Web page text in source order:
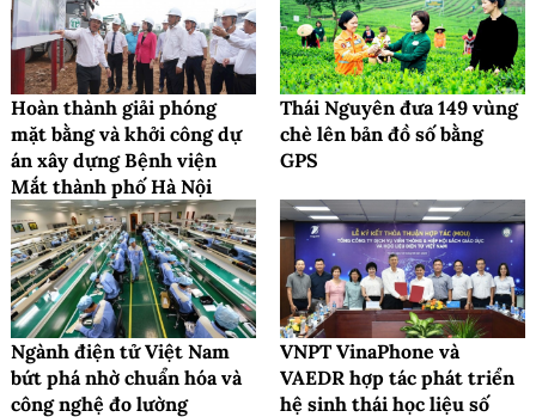
Hoàn thành giải phóng
mặt bằng và khởi công dự
án xây dựng Bệnh viện
Mắt thành phố Hà Nội
Thái Nguyên đưa 149 vùng
chè lên bản đồ số bằng
GPS
Ngành điện tử Việt Nam
bứt phá nhờ chuẩn hóa và
công nghệ đo lường
VNPT VinaPhone và
VAEDR hợp tác phát triển
hệ sinh thái học liệu số